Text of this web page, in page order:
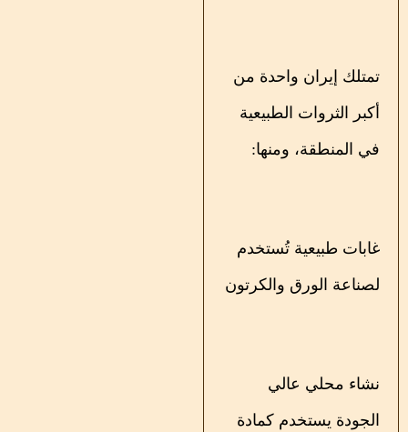
تمتلك إيران واحدة من
أكبر الثروات الطبيعية
في المنطقة، ومنها:
غابات طبيعية تُستخدم
لصناعة الورق والكرتون
نشاء محلي عالي
الجودة يستخدم كمادة